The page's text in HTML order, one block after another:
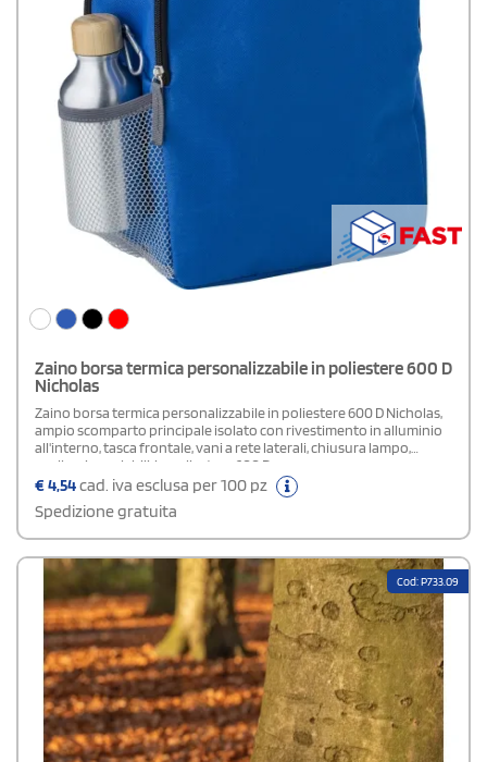
Zaino borsa termica personalizzabile in poliestere 600 D
Nicholas
Zaino borsa termica personalizzabile in poliestere 600 D Nicholas,
ampio scomparto principale isolato con rivestimento in alluminio
all'interno, tasca frontale, vani a rete laterali, chiusura lampo,
spallacci regolabili, in poliestere 600 D.
€4,54cad. iva esclusa per 100 pz
Spedizione gratuita
Cod: P733.09